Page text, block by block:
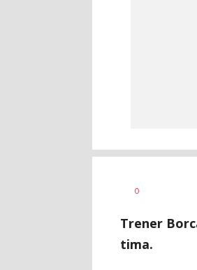
AUTOR
0
Trener
tima.